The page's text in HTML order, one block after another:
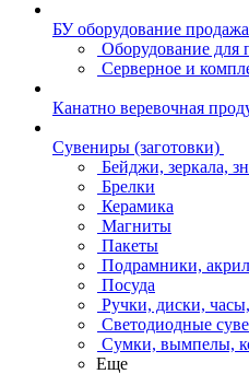
БУ оборудование продажа
Оборудование для
Серверное и
Канатно веревочная
Сувениры (заготовки)
Бейджи, зеркала,
Брелки
Керамика
Магниты
Пакеты
Подрамники,
Посуда
Ручки, диски,
Светодиодные
Сумки, вымпелы,
Еще